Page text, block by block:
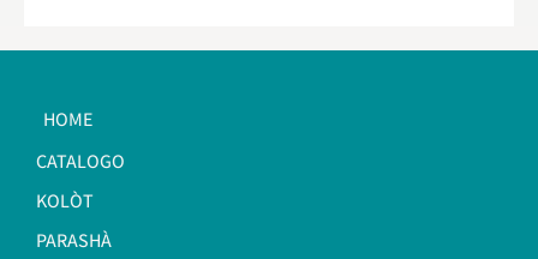
HOME
CATALOGO
KOLÒT
PARASHÀ